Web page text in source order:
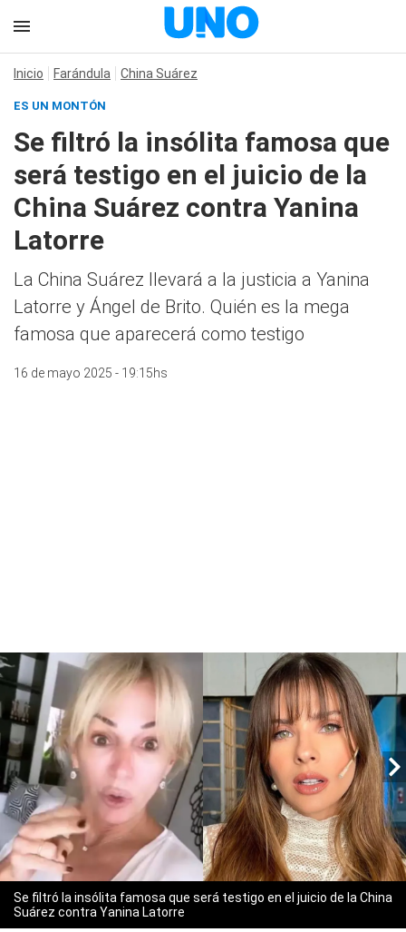
Inicio Farándula China Suárez
ES UN MONTÓN
Se filtró la insólita famosa que
será testigo en el juicio de la
China Suárez contra Yanina
Latorre
La China Suárez llevará a la justicia a Yanina
Latorre y Ángel de Brito. Quién es la mega
famosa que aparecerá como testigo
16 de mayo 2025 - 19:15hs
Se filtró la insólita famosa que será testigo en el juicio de la China
Suárez contra Yanina Latorre